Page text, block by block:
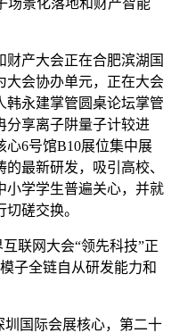
场景化落地和财产智能
产大会正在合肥滨湖国
大会协办单元，正在大会
韩永建掌管圆桌论坛掌管
分享离子阱量子计较进
心6号馆B10展位集中展
最新研发，吸引高校、
小学学生普遍关心，并就
磋交换。
联网大会“领先科技”正
子全链自从研发能力和
国际会展核心，第二十